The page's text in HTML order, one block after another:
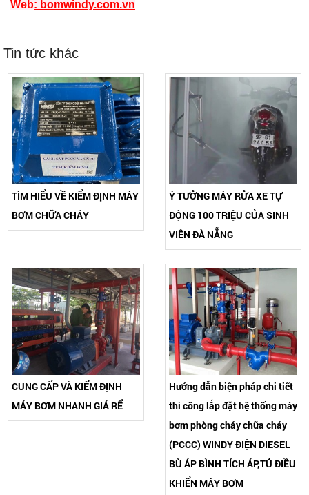
Web: bomwindy.com.vn
Tin tức khác
TÌM HIỂU VỀ KIỂM ĐỊNH MÁY
BƠM CHỮA CHÁY
Ý TƯỞNG MÁY RỬA XE TỰ
ĐỘNG 100 TRIỆU CỦA SINH
VIÊN ĐÀ NẴNG
CUNG CẤP VÀ KIỂM ĐỊNH
MÁY BƠM NHANH GIÁ RỂ
Hướng dẫn biện pháp chi tiết
thi công lắp đặt hệ thống máy
bơm phòng cháy chữa cháy
(PCCC) WINDY ĐIỆN DIESEL
BÙ ÁP BÌNH TÍCH ÁP,TỦ ĐIỀU
KHIỂN MÁY BƠM